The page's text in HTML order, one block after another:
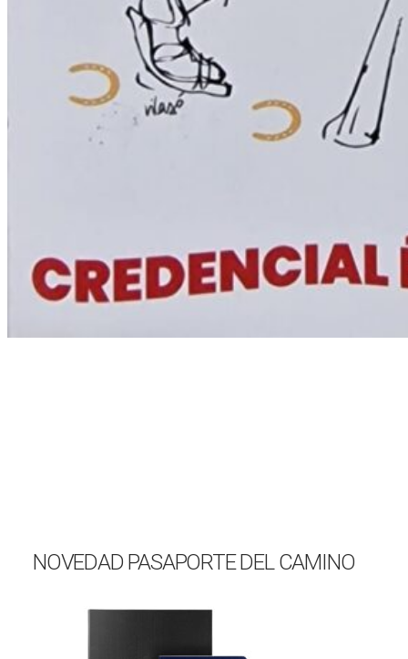
NOVEDAD PASAPORTE DEL CAMINO